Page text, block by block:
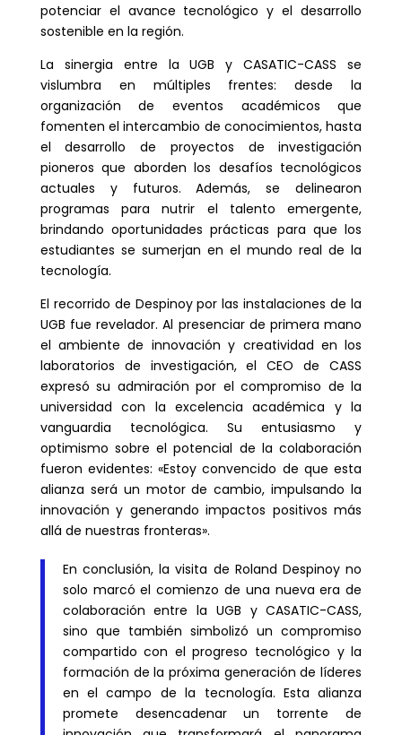
potenciar el avance tecnológico y el desarrollo
sostenible en la región.
La sinergia entre la UGB y CASATIC-CASS se
vislumbra en múltiples frentes: desde la
organización de eventos académicos que
fomenten el intercambio de conocimientos, hasta
el desarrollo de proyectos de investigación
pioneros que aborden los desafíos tecnológicos
actuales y futuros. Además, se delinearon
programas para nutrir el talento emergente,
brindando oportunidades prácticas para que los
estudiantes se sumerjan en el mundo real de la
tecnología.
El recorrido de Despinoy por las instalaciones de la
UGB fue revelador. Al presenciar de primera mano
el ambiente de innovación y creatividad en los
laboratorios de investigación, el CEO de CASS
expresó su admiración por el compromiso de la
universidad con la excelencia académica y la
vanguardia tecnológica. Su entusiasmo y
optimismo sobre el potencial de la colaboración
fueron evidentes: «Estoy convencido de que esta
alianza será un motor de cambio, impulsando la
innovación y generando impactos positivos más
allá de nuestras fronteras».
En conclusión, la visita de Roland Despinoy no
solo marcó el comienzo de una nueva era de
colaboración entre la UGB y CASATIC-CASS,
sino que también simbolizó un compromiso
compartido con el progreso tecnológico y la
formación de la próxima generación de líderes
en el campo de la tecnología. Esta alianza
promete desencadenar un torrente de